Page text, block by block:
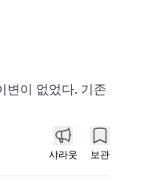
변이 없었다. 기존
샤라웃 보관